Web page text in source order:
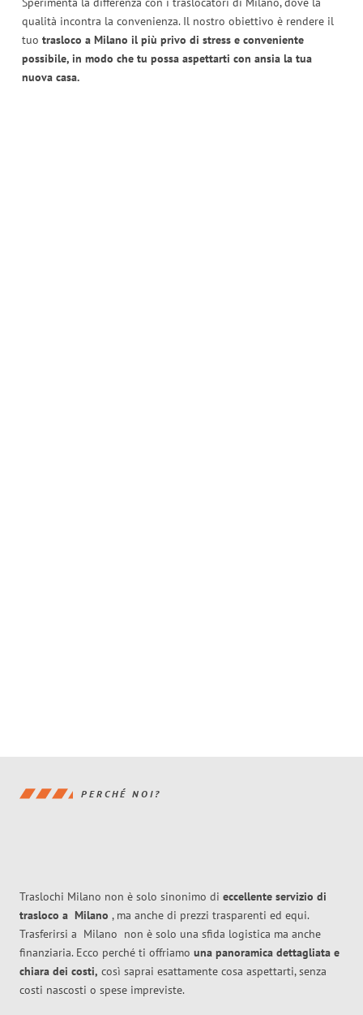
qualità incontra la convenienza. Il nostro obiettivo è rendere il
tuo trasloco a Milano il più privo di stress e conveniente
possibile, in modo che tu possa aspettarti con ansia la tua
nuova casa.
PERCHÉ NOI?
Traslochi Milano non è solo sinonimo di eccellente servizio di
trasloco a Milano , ma anche di prezzi trasparenti ed equi.
Trasferirsi a Milano non è solo una sfida logistica ma anche
finanziaria. Ecco perché ti offriamo una panoramica dettagliata e
chiara dei costi, così saprai esattamente cosa aspettarti, senza
costi nascosti o spese impreviste.